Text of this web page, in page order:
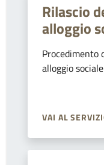
Rilascio
alloggio
Procedimento
alloggio sociale
VAI AL